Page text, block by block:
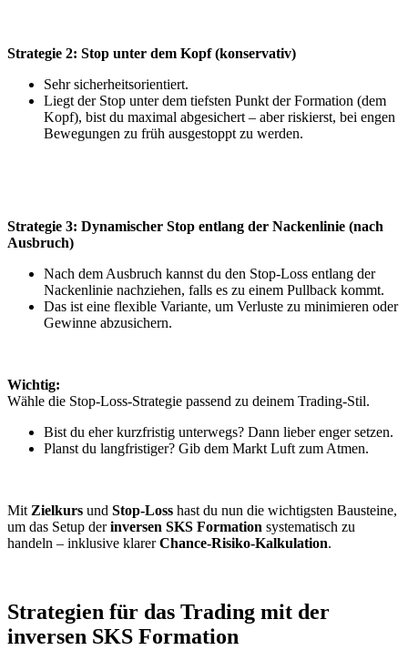
Strategie 2: Stop unter dem Kopf (konservativ)
Sehr sicherheitsorientiert.
Liegt der Stop unter dem tiefsten Punkt der Formation (dem
Kopf), bist du maximal abgesichert – aber riskierst, bei engen
Bewegungen zu früh ausgestoppt zu werden.
Strategie 3: Dynamischer Stop entlang der Nackenlinie (nach
Ausbruch)
Nach dem Ausbruch kannst du den Stop-Loss entlang der
Nackenlinie nachziehen, falls es zu einem Pullback kommt.
Das ist eine flexible Variante, um Verluste zu minimieren oder
Gewinne abzusichern.
Wichtig:
Wähle die Stop-Loss-Strategie passend zu deinem Trading-Stil.
Bist du eher kurzfristig unterwegs? Dann lieber enger setzen.
Planst du langfristiger? Gib dem Markt Luft zum Atmen.
Mit Zielkurs und Stop-Loss hast du nun die wichtigsten Bausteine,
um das Setup derinversen SKS Formation systematisch zu
handeln – inklusive klarerChance-Risiko-Kalkulation.
Strategien für das Trading mit der
inversen SKS Formation